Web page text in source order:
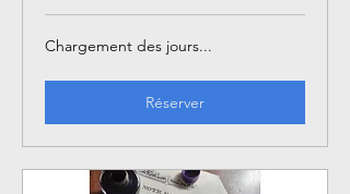
Chargement des jours...
Réserver